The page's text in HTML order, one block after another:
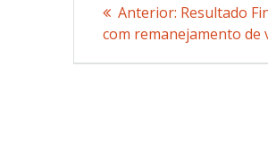
de
Anterior: Post
anterior:
Resultado
com remanejamento de